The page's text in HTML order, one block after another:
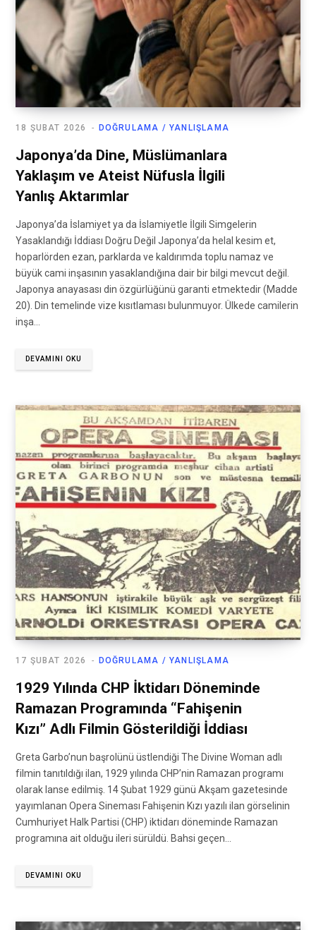
DOĞRULAMA / YANLIŞLAMA
18 ŞUBAT 2026
Japonya’da Dine, Müslümanlara
Yaklaşım ve Ateist Nüfusla İlgili
Yanlış Aktarımlar
Japonya’da İslamiyet ya da İslamiyetle İlgili Simgelerin
Yasaklandığı İddiası Doğru Değil Japonya’da helal kesim et,
hoparlörden ezan, parklarda ve kaldırımda toplu namaz ve
büyük cami inşasının yasaklandığına dair bir bilgi mevcut değil.
Japonya anayasası din özgürlüğünü garanti etmektedir (Madde
20). Din temelinde vize kısıtlaması bulunmuyor. Ülkede camilerin
inşa…
DEVAMINI OKU
DOĞRULAMA / YANLIŞLAMA
17 ŞUBAT 2026
1929 Yılında CHP İktidarı Döneminde
Ramazan Programında “Fahişenin
Kızı” Adlı Filmin Gösterildiği İddiası
Greta Garbo’nun başrolünü üstlendiği The Divine Woman adlı
filmin tanıtıldığı ilan, 1929 yılında CHP’nin Ramazan programı
olarak lanse edilmiş. 14 Şubat 1929 günü Akşam gazetesinde
yayımlanan Opera Sineması Fahişenin Kızı yazılı ilan görselinin
Cumhuriyet Halk Partisi (CHP) iktidarı döneminde Ramazan
programına ait olduğu ileri sürüldü. Bahsi geçen…
DEVAMINI OKU